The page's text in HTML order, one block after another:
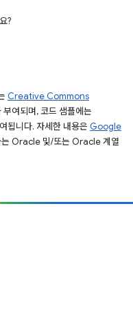
?
Creative Commons
부여되며, 코드 샘플에는
됩니다. 자세한 내용은 Google
는 Oracle 및/또는 Oracle 계열